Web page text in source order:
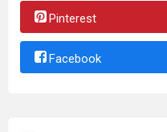
Pinterest
Facebook